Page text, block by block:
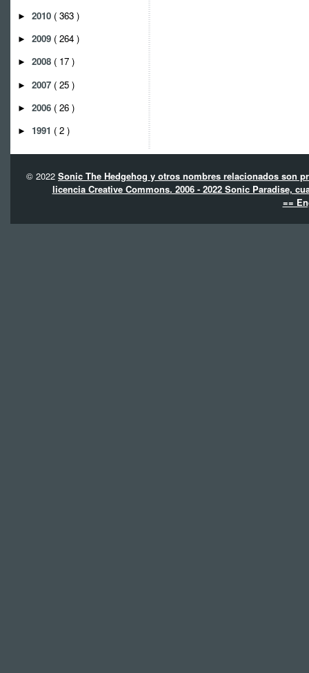
► 2010 ( 363 )
► 2009 ( 264 )
► 2008 ( 17 )
► 2007 ( 25 )
► 2006 ( 26 )
► 1991 ( 2 )
© 2022 Sonic The Hedgehog y otros nombres relacionados son
licencia Creative Commons. 2006 - 2022 Sonic Paradise,
==